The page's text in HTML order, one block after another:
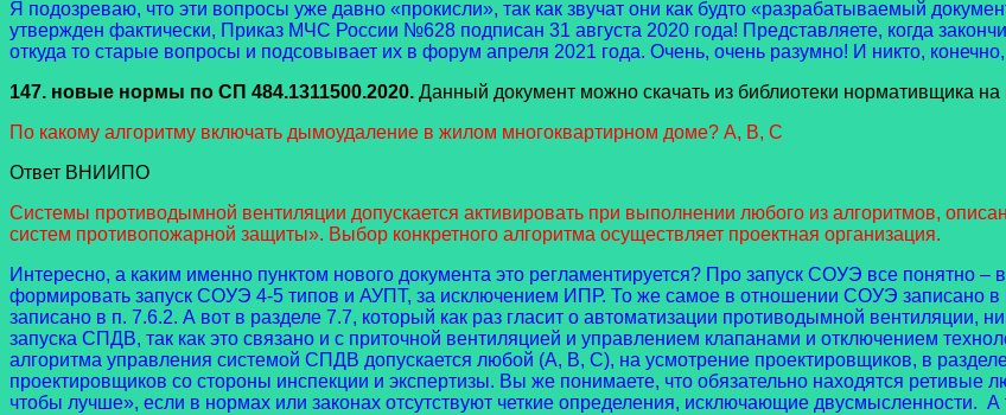
Я подозреваю, что эти вопросы уже давно «прокисли», так как звучат они как будто «разрабатываемый
утвержден фактически, Приказ МЧС России №628 подписан 31 августа 2020 года! Представляете, когда
откуда то старые вопросы и подсовывает их в форум апреля 2021 года. Очень, очень разумно! И никто, конечно,
147. новые нормы по СП 484.1311500.2020. Данный документ можно скачать из библиотеки нормативщика
По какому алгоритму включать дымоудаление в жилом многоквартирном доме? А, В, С
Ответ ВНИИПО
Системы противодымной вентиляции допускается активировать при выполнении любого из алгоритмов,
систем противопожарной защиты». Выбор конкретного алгоритма осуществляет проектная организация.
Интересно, а каким именно пунктом нового документа это регламентируется? Про запуск СОУЭ все понятно –
формировать запуск СОУЭ 4-5 типов и АУПТ, за исключением ИПР. То же самое в отношении СОУЭ записано в
записано в п. 7.6.2. А вот в разделе 7.7, который как раз гласит о автоматизации противодымной вентиляции,
запуска СПДВ, так как это связано и с приточной вентиляцией и управлением клапанами и отключением
алгоритма управления системой СПДВ допускается любой (А, В, С), на усмотрение проектировщиков, в
проектировщиков со стороны инспекции и экспертизы. Вы же понимаете, что обязательно находятся ретивые
чтобы лучше», если в нормах или законах отсутствуют четкие определения, исключающие двусмысленности. А